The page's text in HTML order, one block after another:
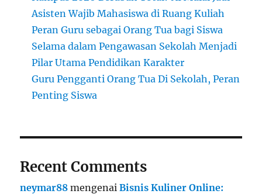
Asisten Wajib Mahasiswa di Ruang Kuliah
Peran Guru sebagai Orang Tua bagi Siswa
Selama dalam Pengawasan Sekolah Menjadi
Pilar Utama Pendidikan Karakter
Guru Pengganti Orang Tua Di Sekolah, Peran
Penting Siswa
Recent Comments
neymar88 mengenaiBisnis Kuliner Online: